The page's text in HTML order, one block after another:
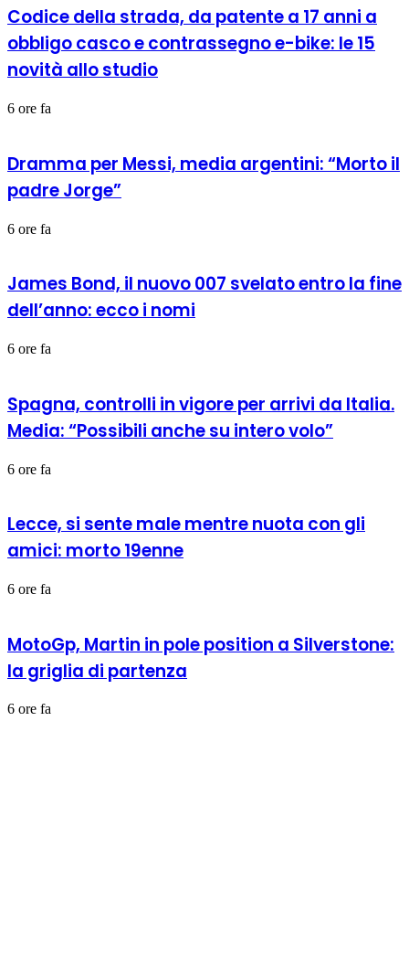
Codice della strada, da patente a 17 anni a
obbligo casco e contrassegno e-bike: le 15
novità allo studio
6 ore fa
Dramma per Messi, media argentini: “Morto il
padre Jorge”
6 ore fa
James Bond, il nuovo 007 svelato entro la fine
dell’anno: ecco i nomi
6 ore fa
Spagna, controlli in vigore per arrivi da Italia.
Media: “Possibili anche su intero volo”
6 ore fa
Lecce, si sente male mentre nuota con gli
amici: morto 19enne
6 ore fa
MotoGp, Martin in pole position a Silverstone:
la griglia di partenza
6 ore fa